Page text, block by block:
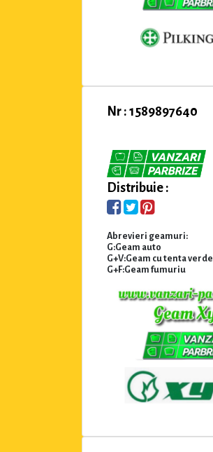
Nr : 1589897640
Distribuie :
Abrevieri geamuri:
G:Geam auto
G+V:Geam cu tenta verde
G+F:Geam fumuriu